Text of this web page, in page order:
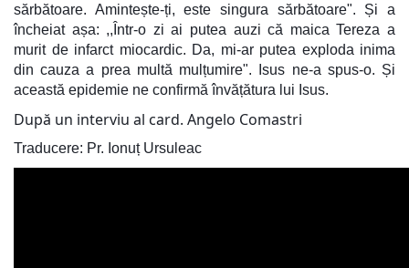
sărbătoare. Amintește-ți, este singura sărbătoare". Și a
încheiat așa: ,,Într-o zi ai putea auzi că maica Tereza a
murit de infarct miocardic. Da, mi-ar putea exploda inima
din cauza a prea multă mulțumire". Isus ne-a spus-o. Și
această epidemie ne confirmă învățătura lui Isus.
După un interviu al card. Angelo Comastri
Traducere: Pr. Ionuț Ursuleac